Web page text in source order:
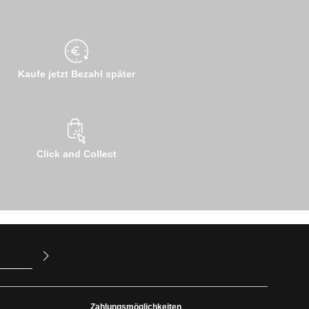
Kaufe jetzt Bezahl später
Click and Collect